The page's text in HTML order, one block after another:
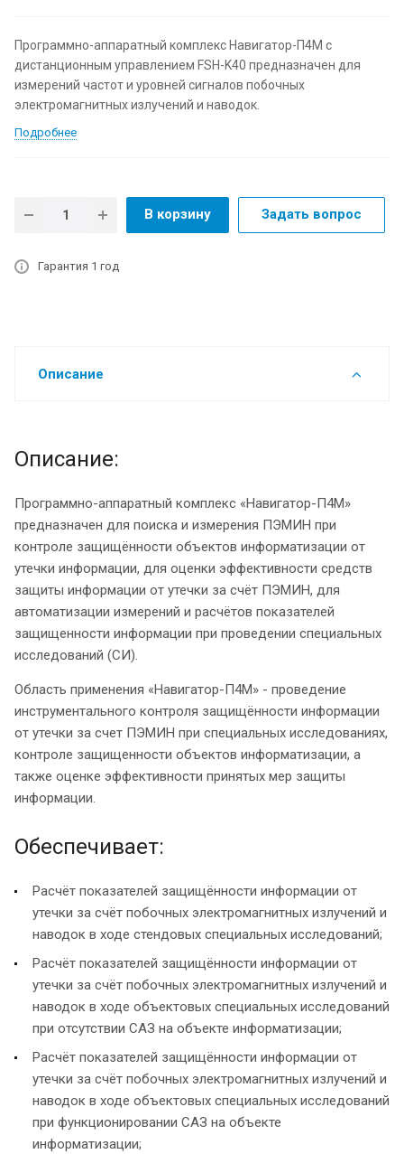
Программно-аппаратный комплекс Навигатор-П4М с
дистанционным управлением FSH-K40 предназначен для
измерений частот и уровней сигналов побочных
электромагнитных излучений и наводок.
Подробнее
В корзину Задать вопрос
Гарантия 1 год
Описание
Описание:
Программно-аппаратный комплекс «Навигатор-П4М»
предназначен для поиска и измерения ПЭМИН при
контроле защищённости объектов информатизации от
утечки информации, для оценки эффективности средств
защиты информации от утечки за счёт ПЭМИН, для
автоматизации измерений и расчётов показателей
защищенности информации при проведении специальных
исследований (СИ).
Область применения «Навигатор-П4М» - проведение
инструментального контроля защищённости информации
от утечки за счет ПЭМИН при специальных исследованиях,
контроле защищенности объектов информатизации, а
также оценке эффективности принятых мер защиты
информации.
Обеспечивает:
Расчёт показателей защищённости информации от
утечки за счёт побочных электромагнитных излучений и
наводок в ходе стендовых специальных исследований;
Расчёт показателей защищённости информации от
утечки за счёт побочных электромагнитных излучений и
наводок в ходе объектовых специальных исследований
при отсутствии САЗ на объекте информатизации;
Расчёт показателей защищённости информации от
утечки за счёт побочных электромагнитных излучений и
наводок в ходе объектовых специальных исследований
при функционировании САЗ на объекте
информатизации;